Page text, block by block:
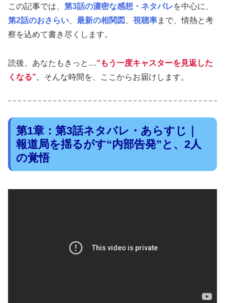
この記事では、 第3話の濃密な感想・ネタバレを中心に、
第2話のおさらい
最新の相関図 視聴率まで、情熱と考
察を込めて書き尽くします。
読後、あなたもきっと…“もう一度キャスターを見返した
くなる”。そんな時間を、ここからお届けします。
第1章：第3話ネタバレ・あらすじ｜
報道局を揺るがす“内部告発”と、2人
の覚悟